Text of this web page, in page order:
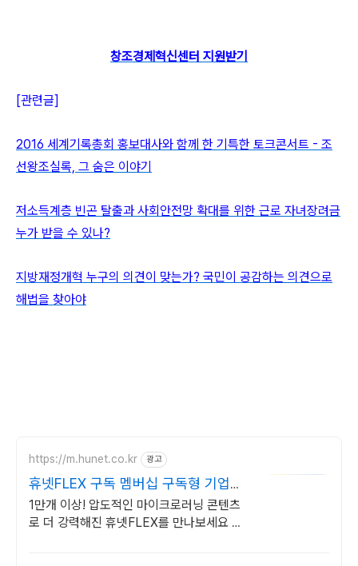
창조경제혁신센터 지원받기
[관련글]
2016 세계기록총회 홍보대사와 함께 한 기특한 토크콘서트 - 조
선왕조실록, 그 숨은 이야기
저소득계층 빈곤 탈출과 사회안전망 확대를 위한 근로 자녀장려금
누가 받을 수 있나?
지방재정개혁 누구의 의견이 맞는가? 국민이 공감하는 의견으로
해법을 찾아야
https://m.hunet.co.kr 광고
휴넷FLEX 구독 멤버십 구독형 기업교
육의 기준
1만개 이상! 압도적인 마이크로러닝 콘텐츠
로 더 강력해진 휴넷FLEX를 만나보세요 언